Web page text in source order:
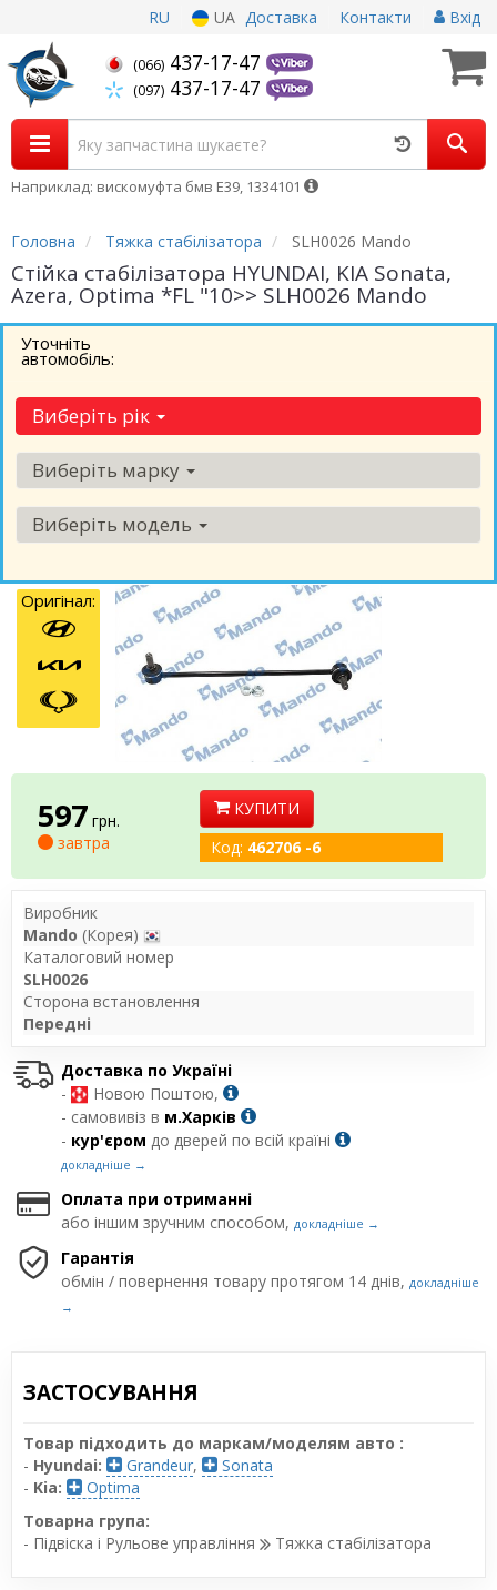
RU UA Доставка Контакти Вхід
(066) 437-17-47
(097) 437-17-47
Наприклад: вискомуфта бмв Е39, 1334101
Головна Тяжка стабілізатора SLH0026 Mando
Стійка стабілізатора HYUNDAI, KIA Sonata,
Azera, Optima *FL "10>> SLH0026 Mando
Уточніть
автомобіль:
Виберіть рік
Виберіть марку
Виберіть модель
Оригінал:
597 грн.
завтра
КУПИТИ
Код: 462706 -6
Виробник
Mando (Корея)
Каталоговий номер
SLH0026
Сторона встановлення
Передні
Доставка по Україні
-
Новою Поштою,
- самовивіз в м.Харків
- кур'єром до дверей по всій країні
докладніше →
Оплата при отриманні
або іншим зручним способом, докладніше →
Гарантія
обмін / повернення товару протягом 14 днів, докладніше
→
ЗАСТОСУВАННЯ
Товар підходить до маркам/моделям авто :
- Hyundai: Grandeur,
Sonata
- Kia:
Optima
Товарна група:
- Підвіска і Рульове управління
Тяжка стабілізатора